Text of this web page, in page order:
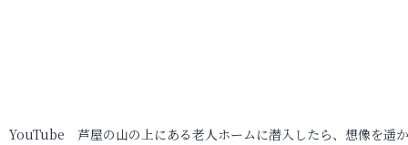
YouTube 芦屋の山の上にある老人ホームに潜入したら、想像を遥